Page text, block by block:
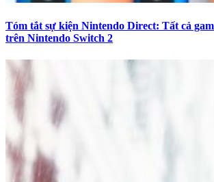
Tóm tắt sự kiện Nintendo Direct: Tất cả
trên Nintendo Switch 2